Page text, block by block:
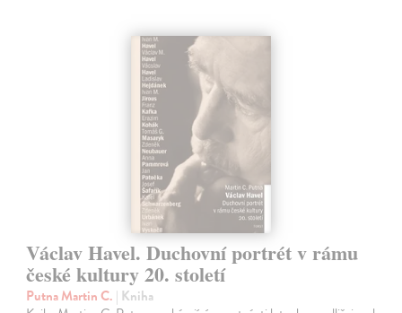
Václav Havel. Duchovní portrét v rámu
české kultury 20. století
Putna Martin C. | Kniha